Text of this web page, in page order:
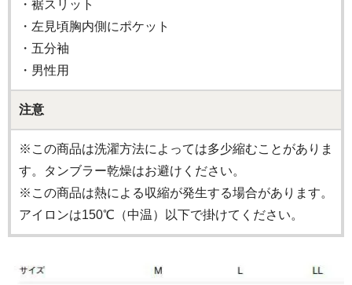
・裾スリット
・左見頃胸内側にポケット
・五分袖
・男性用
注意
※この商品は洗濯方法によっては多少縮むことがありま
す。タンブラー乾燥はお避けください。
※この商品は熱による収縮が発生する場合があります。
アイロンは150℃（中温）以下で掛けてください。